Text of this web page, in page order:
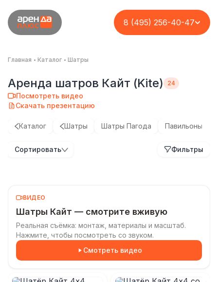
8 (495) 256-40-47
Главная Каталог Шатры
Аренда шатров Кайт (Kite)
Посмотреть видео
Скачать презентацию
Каталог Шатры Шатры Пагода Павильоны
Сортировать Фильтры
шатров с вашим
Декор шатров для
Шатер 15×25 м:
ВИДЕО
Шатры Кайт — смотрите вживую
Реальная съёмка: монтаж, материалы и масштаб.
Нажмите, чтобы посмотреть со звуком.
Смотреть видео